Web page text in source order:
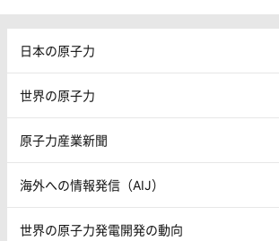
日本の原子力
世界の原子力
原子力産業新聞
海外への情報発信（AIJ）
世界の原子力発電開発の動向